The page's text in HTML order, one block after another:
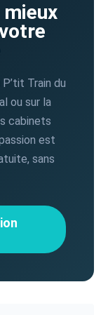
Train du
ou sur la
cabinets
est
sans